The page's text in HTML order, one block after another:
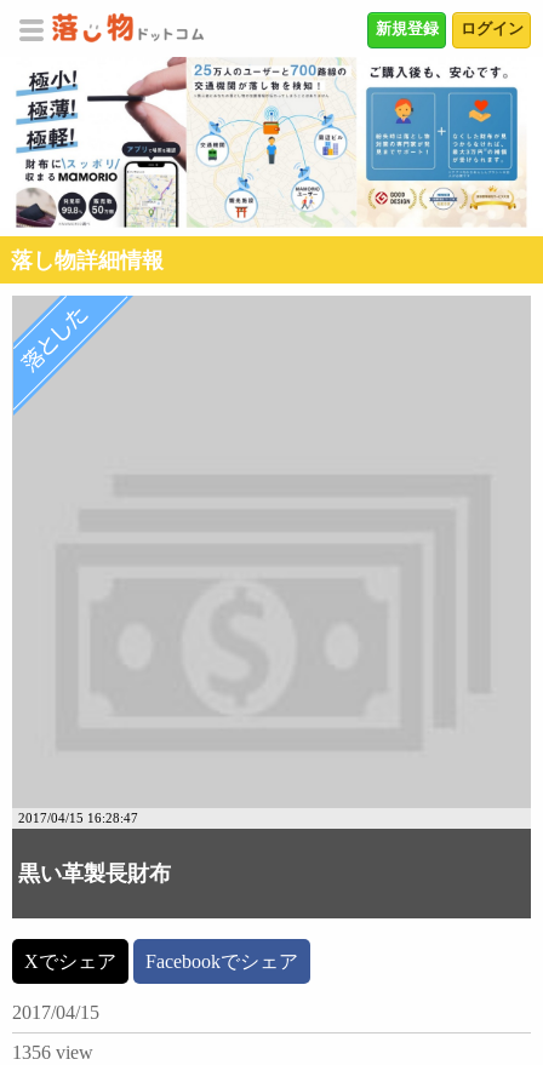
ログイン
新規登録
落し物詳細情報
2017/04/15 16:28:47
黒い革製長財布
Xでシェア Facebookでシェア
2017/04/15
1356 view